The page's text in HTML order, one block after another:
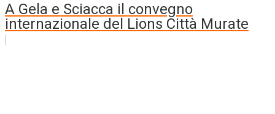
A Gela e Sciacca il convegno
internazionale del Lions Città Murate